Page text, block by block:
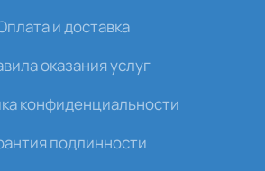
и доставка
оказания услуг
конфиденциальности
подлинности